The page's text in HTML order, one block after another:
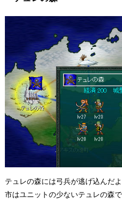
テュレの森には弓兵が逃げ込んだ
市はユニットの少ないテュレの森で